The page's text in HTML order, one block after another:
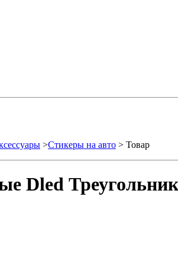
>Стикеры на авто > Товар
Dled Треугольник